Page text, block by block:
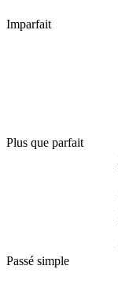
Imparfait
Plus que parfait
Passé simple